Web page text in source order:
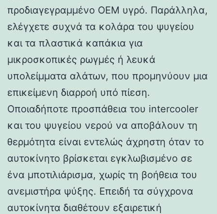
προδιαγεγραμμένο OEM υγρό. Παράλληλα,
ελέγχετε συχνά τα κολάρα του ψυγείου
και τα πλαστικά καπάκια για
μικροσκοπικές ρωγμές ή λευκά
υπολείμματα αλάτων, που προμηνύουν μια
επικείμενη διαρροή υπό πίεση.
Οποιαδήποτε προσπάθεια του intercooler
και του ψυγείου νερού να αποβάλουν τη
θερμότητα είναι εντελώς άχρηστη όταν το
αυτοκίνητο βρίσκεται εγκλωβισμένο σε
ένα μποτιλιάρισμα, χωρίς τη βοήθεια του
ανεμιστήρα ψύξης. Επειδή τα σύγχρονα
αυτοκίνητα διαθέτουν εξαιρετική